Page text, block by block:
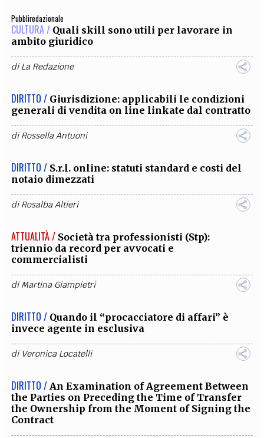
Pubbliredazionale
CULTURA / Quali skill sono utili per lavorare in
ambito giuridico
diLa Redazione
DIRITTO / Giurisdizione: applicabili le condizioni
generali di vendita on line linkate dal contratto
diRossella Antuoni
DIRITTO / S.r.l. online: statuti standard e costi del
notaio dimezzati
diRosalba Altieri
ATTUALITÀ / Società tra professionisti (Stp):
triennio da record per avvocati e
commercialisti
diMartina Giampietri
DIRITTO / Quando il “procacciatore di affari” è
invece agente in esclusiva
di Veronica Locatelli
DIRITTO / An Examination of Agreement Between
the Parties on Preceding the Time of Transfer
the Ownership from the Moment of Signing the
Contract